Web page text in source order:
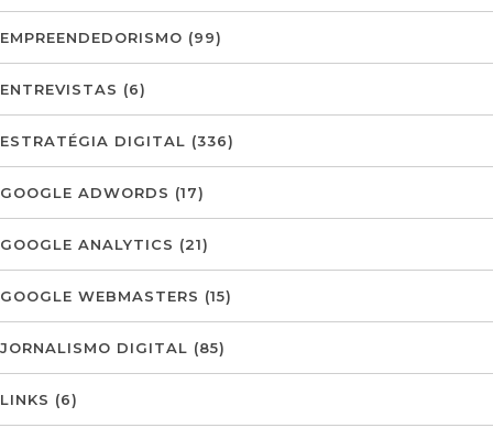
EMPREENDEDORISMO (99)
ENTREVISTAS (6)
ESTRATÉGIA DIGITAL (336)
GOOGLE ADWORDS (17)
GOOGLE ANALYTICS (21)
GOOGLE WEBMASTERS (15)
JORNALISMO DIGITAL (85)
LINKS (6)